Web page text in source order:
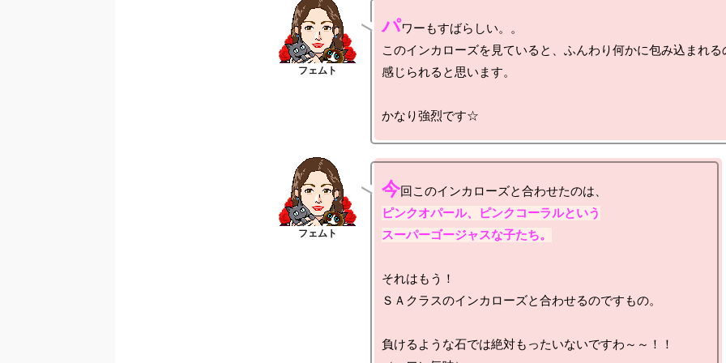
パワーもすばらしい。。
このインカローズを見ていると、ふんわり何かに包み込まれる
感じられると思います。
今
ピンクオパール、ピンクコーラルという
スーパーゴージャスな子たち。
それはもう！
ＳＡクラスのインカローズと合わせるのですもの。
負けるような石では絶対もったいないですわ～～！！